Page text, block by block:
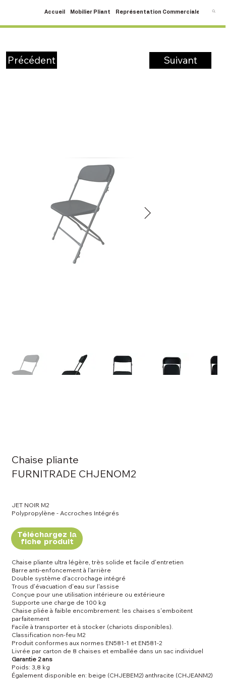
Accueil Mobilier Pliant Représentation Commerciale SAV
Chaise pliante
FURNITRADE CHJENOM2
JET NOIR M2
Polypropylène - Accroches Intégrés
Téléchargez la
fiche produit
Chaise pliante ultra légère, très solide et facile d'entretien
Barre anti-enfoncement à l'arrière
Double système d'accrochage intégré
Trous d'évacuation d'eau sur l'assise
Conçue pour une utilisation intérieure ou extérieure
Supporte une charge de 100 kg
Chaise pliée à faible encombrement: les chaises s'emboitent
parfaitement
Facile à transporter et à stocker (chariots disponibles).
Classification non-feu M2
Produit conformes aux normes EN581-1 et EN581-2
Livrée par carton de 8 chaises et emballée dans un sac individuel
Garantie 2 ans
Poids: 3,8 kg
Également disponible en: beige (CHJEBEM2) anthracite (CHJEANM2)
Précédent Suivant